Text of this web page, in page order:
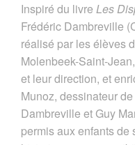
Inspiré du livre Les
Frédéric Dambreville
réalisé par les élèves
Molenbeek-Saint-
et leur direction, et
Munoz, dessinateur
Dambreville et Guy
permis aux enfants de